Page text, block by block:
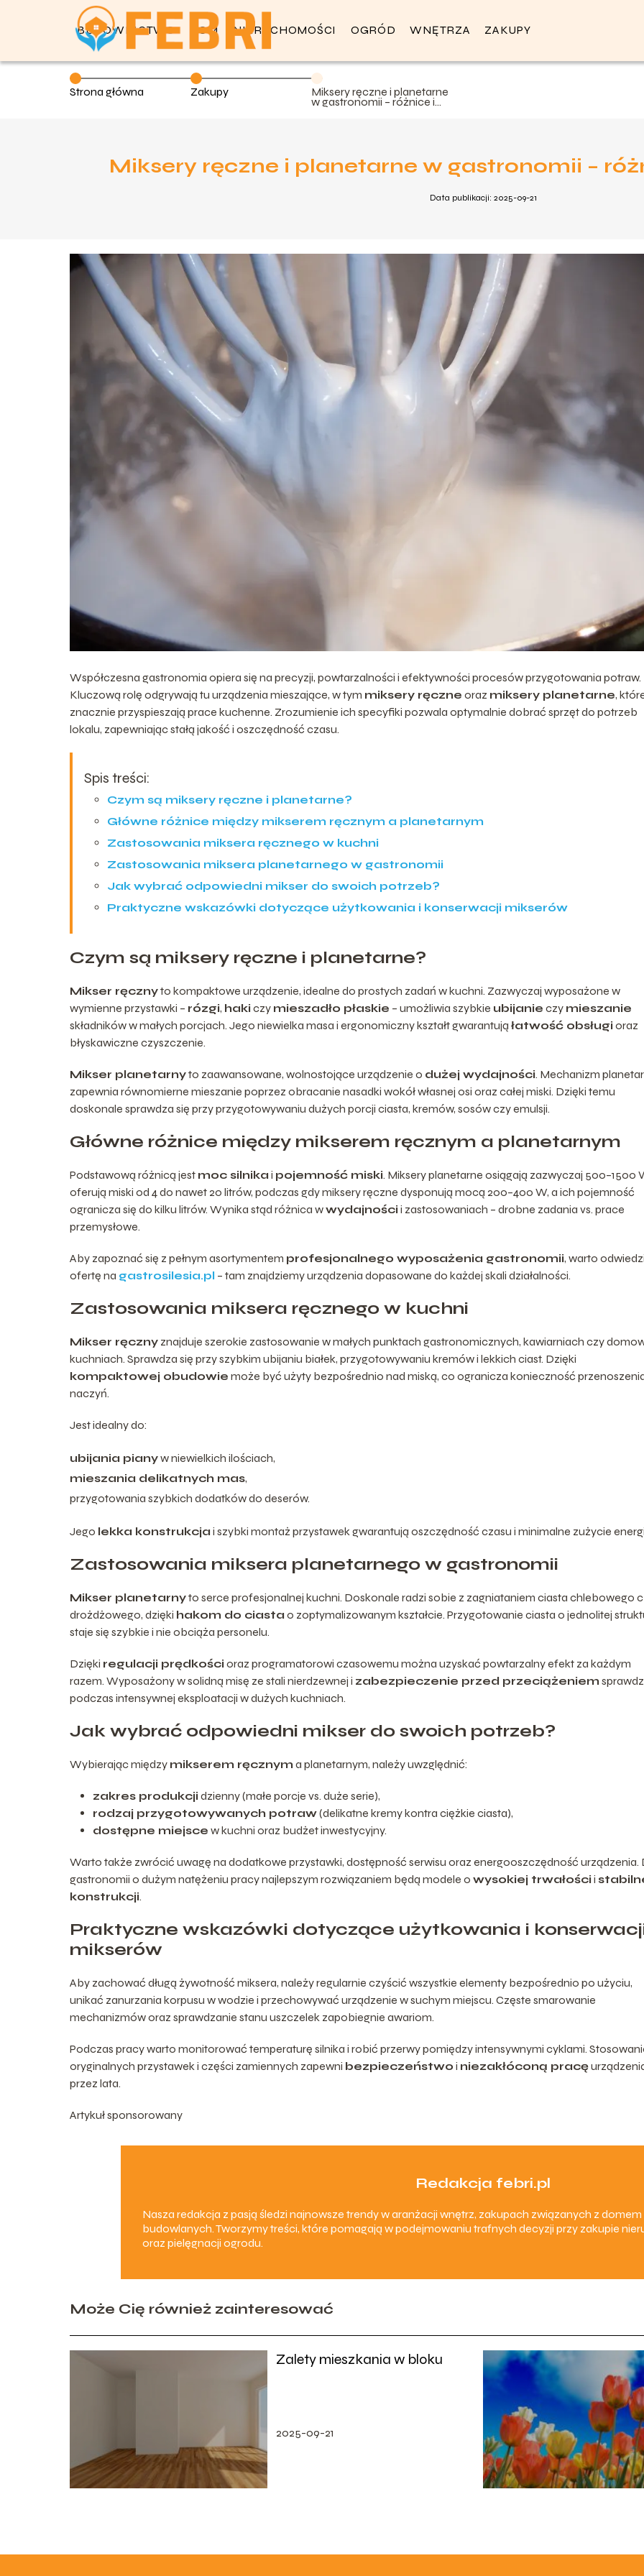
BUDOWNICTWO DOM NIERUCHOMOŚCI OGRÓD WNĘTRZA ZAKUPY
Strona główna Zakupy Miksery ręczne i planetarne
w gastronomii – różnice i
zastosowania
Miksery ręczne i planetarne w gastronomii –
Data publikacji: 2025-09-21
Współczesna gastronomia opiera się na precyzji, powtarzalności i efektywności procesów przygotowania potraw.
Kluczową rolę odgrywają tu urządzenia mieszające, w tym miksery ręczne oraz miksery planetarne,
znacznie przyspieszają prace kuchenne. Zrozumienie ich specyfiki pozwala optymalnie dobrać sprzęt do potrzeb
lokalu, zapewniając stałą jakość i oszczędność czasu.
Spis treści:
Czym są miksery ręczne i planetarne?
Główne różnice między mikserem ręcznym a planetarnym
Zastosowania miksera ręcznego w kuchni
Zastosowania miksera planetarnego w gastronomii
Jak wybrać odpowiedni mikser do swoich potrzeb?
Praktyczne wskazówki dotyczące użytkowania i konserwacji mikserów
Czym są miksery ręczne i planetarne?
Mikser ręcznyto kompaktowe urządzenie, idealne do prostych zadań w kuchni. Zazwyczaj wyposażone w
wymienne przystawki – rózgi, haki czy mieszadło płaskie – umożliwia szybkie ubijanie czy mieszanie
składników w małych porcjach. Jego niewielka masa i ergonomiczny kształt gwarantują łatwość obsługi oraz
błyskawiczne czyszczenie.
Mikser planetarnyto zaawansowane, wolnostojące urządzenie o dużej wydajności. Mechanizm
zapewnia równomierne mieszanie poprzez obracanie nasadki wokół własnej osi oraz całej miski. Dzięki temu
doskonale sprawdza się przy przygotowywaniu dużych porcji ciasta, kremów, sosów czy emulsji.
Główne różnice między mikserem ręcznym a planetarnym
Podstawową różnicą jest moc silnika i pojemność miski. Miksery planetarne osiągają zazwyczaj 500–1500
oferują miski od 4 do nawet 20 litrów, podczas gdy miksery ręczne dysponują mocą 200–400 W, a ich pojemność
ogranicza się do kilku litrów. Wynika stąd różnica wwydajności i zastosowaniach – drobne zadania vs. prace
przemysłowe.
Aby zapoznać się z pełnym asortymentem profesjonalnego wyposażenia gastronomii, warto
ofertę na gastrosilesia.pl – tam znajdziemy urządzenia dopasowane do każdej skali działalności.
Zastosowania miksera ręcznego w kuchni
Mikser ręczny znajduje szerokie zastosowanie w małych punktach gastronomicznych, kawiarniach czy
kuchniach. Sprawdza się przy szybkim ubijaniu białek, przygotowywaniu kremów i lekkich ciast. Dzięki
kompaktowej obudowie może być użyty bezpośrednio nad miską, co ogranicza konieczność
naczyń.
Jest idealny do:
ubijania pianyw niewielkich ilościach,
mieszania delikatnych mas,
przygotowania szybkich dodatków do deserów.
Jego lekka konstrukcja i szybki montaż przystawek gwarantują oszczędność czasu i minimalne zużycie
Zastosowania miksera planetarnego w gastronomii
Mikser planetarnyto serce profesjonalnej kuchni. Doskonale radzi sobie z zagniataniem ciasta chlebowego
drożdżowego, dzięki hakom do ciasta o zoptymalizowanym kształcie. Przygotowanie ciasta o jednolitej
staje się szybkie i nie obciąża personelu.
Dzięki regulacji prędkości oraz programatorowi czasowemu można uzyskać powtarzalny efekt za każdym
razem. Wyposażony w solidną misę ze stali nierdzewnej i zabezpieczenie przed przeciążeniem
podczas intensywnej eksploatacji w dużych kuchniach.
Jak wybrać odpowiedni mikser do swoich potrzeb?
Wybierając między mikserem ręcznym a planetarnym, należy uwzględnić:
zakres produkcji dzienny (małe porcje vs. duże serie),
rodzaj przygotowywanych potraw(delikatne kremy kontra ciężkie ciasta),
dostępne miejsce w kuchni oraz budżet inwestycyjny.
Warto także zwrócić uwagę na dodatkowe przystawki, dostępność serwisu oraz energooszczędność urządzenia.
gastronomii o dużym natężeniu pracy najlepszym rozwiązaniem będą modele o wysokiej trwałości i
konstrukcji.
Praktyczne wskazówki dotyczące użytkowania i
mikserów
Aby zachować długą żywotność miksera, należy regularnie czyścić wszystkie elementy bezpośrednio po użyciu,
unikać zanurzania korpusu w wodzie i przechowywać urządzenie w suchym miejscu. Częste smarowanie
mechanizmów oraz sprawdzanie stanu uszczelek zapobiegnie awariom.
Podczas pracy warto monitorować temperaturę silnika i robić przerwy pomiędzy intensywnymi cyklami.
oryginalnych przystawek i części zamiennych zapewni bezpieczeństwo i niezakłóconą pracę
przez lata.
Artykuł sponsorowany
Redakcja febri.pl
Nasza redakcja z pasją śledzi najnowsze trendy w aranżacji wnętrz, zakupach związanych z
budowlanych. Tworzymy treści, które pomagają w podejmowaniu trafnych decyzji przy zakupie
oraz pielęgnacji ogrodu.
Może Cię również zainteresować
Zalety mieszkania w bloku
2025-09-21